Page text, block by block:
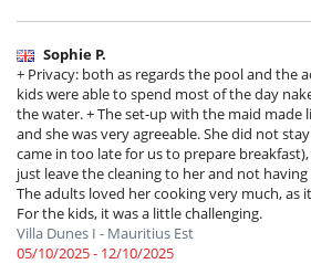
Sophie P.
+ Privacy: both as regards the pool and the
kids were able to spend most of the day
the water. + The set-up with the maid made
and she was very agreeable. She did not
came in too late for us to prepare
just leave the cleaning to her and not
The adults loved her cooking very much, as
For the kids, it was a little challenging.
Villa Dunes I - Mauritius Est
05/10/2025 - 12/10/2025